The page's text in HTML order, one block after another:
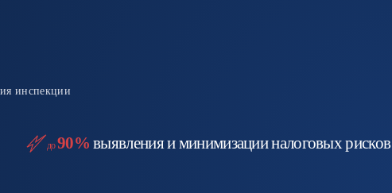
инспекции
до90%выявления и минимизации налоговых рисков